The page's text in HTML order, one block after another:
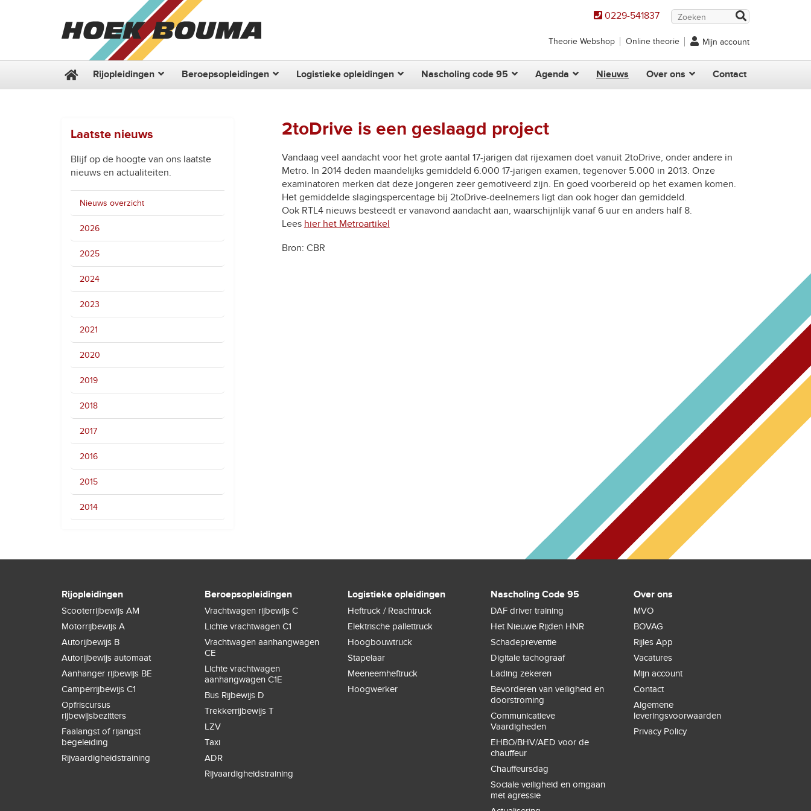
0229-541837
Theorie Webshop Online theorie Mijn account
Rijopleidingen Beroepsopleidingen Logistieke opleidingen Nascholing code 95 Agenda Nieuws Over ons Contact
2toDrive is een geslaagd project
Vandaag veel aandacht voor het grote aantal 17-jarigen dat rijexamen doet vanuit 2toDrive, onder andere in
Metro. In 2014 deden maandelijks gemiddeld 6.000 17-jarigen examen, tegenover 5.000 in 2013. Onze
examinatoren merken dat deze jongeren zeer gemotiveerd zijn. En goed voorbereid op het examen komen.
Het gemiddelde slagingspercentage bij 2toDrive-deelnemers ligt dan ook hoger dan gemiddeld.
Ook RTL4 nieuws besteedt er vanavond aandacht aan, waarschijnlijk vanaf 6 uur en anders half 8.
Lees hier het Metroartikel
Bron: CBR
Laatste nieuws
Blijf op de hoogte van ons laatste
nieuws en actualiteiten.
Nieuws overzicht
2026
2025
2024
2023
2021
2020
2019
2018
2017
2016
2015
2014
Rijopleidingen
Scooterrijbewijs AM
Motorrijbewijs A
Autorijbewijs B
Autorijbewijs automaat
Aanhanger rijbewijs BE
Camperrijbewijs C1
Opfriscursus
rijbewijsbezitters
Faalangst of rijangst
begeleiding
Rijvaardigheidstraining
Beroepsopleidingen
Vrachtwagen rijbewijs C
Lichte vrachtwagen C1
Vrachtwagen aanhangwagen
CE
Lichte vrachtwagen
aanhangwagen C1E
Bus Rijbewijs D
Trekkerrijbewijs T
LZV
Taxi
ADR
Rijvaardigheidstraining
Logistieke opleidingen
Heftruck / Reachtruck
Elektrische pallettruck
Hoogbouwtruck
Stapelaar
Meeneemheftruck
Hoogwerker
Nascholing Code 95
DAF driver training
Het Nieuwe Rijden HNR
Schadepreventie
Digitale tachograaf
Lading zekeren
Bevorderen van veiligheid en
doorstroming
Communicatieve
Vaardigheden
EHBO/BHV/AED voor de
chauffeur
Chauffeursdag
Sociale veiligheid en omgaan
met agressie
Over ons
MVO
BOVAG
Rijles App
Vacatures
Mijn account
Contact
Algemene
leveringsvoorwaarden
Privacy Policy